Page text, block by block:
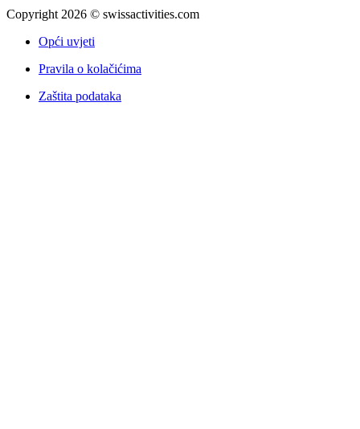
Copyright 2026 © swissactivities.com
Opći uvjeti
Pravila o kolačićima
Zaštita podataka